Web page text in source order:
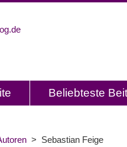
ist ein
Beliebteste
Sebastian Feige